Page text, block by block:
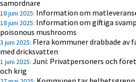
samordnare
18 juni 2025: Information om
18 juni 2025: Information om giftiga
poisonous mushrooms
3 juni 2025: Flera kommuner drabbade av
med dricksvatten
1 juni 2025: Juni: Privatpersoners och
och krig